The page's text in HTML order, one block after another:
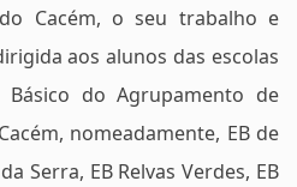
Cacém, o seu trabalho e
aos alunos das escolas
do Agrupamento de
nomeadamente, EB de
Serra, EB Relvas Verdes, EB